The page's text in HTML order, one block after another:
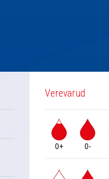
Verevarud
0+ 0-